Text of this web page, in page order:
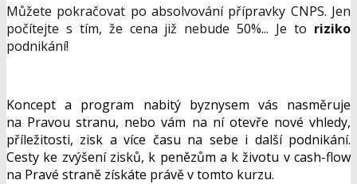
Můžete pokračovat po absolvování přípravky CNPS. Jen
počítejte s tím, že cena již nebude 50%... Je to riziko
podnikání!
Koncept a program nabitý byznysem vás nasměruje
na Pravou stranu, nebo vám na ní otevře nové vhledy,
příležitosti, zisk a více času na sebe i další podnikání.
Cesty ke zvýšení zisků, k penězům a k životu v cash-flow
na Pravé straně získáte právě v tomto kurzu.